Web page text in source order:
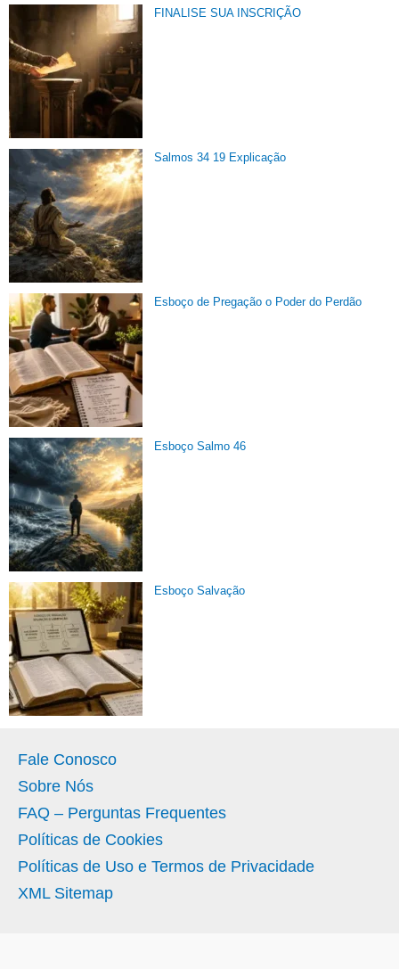
FINALISE SUA INSCRIÇÃO
Salmos 34 19 Explicação
Esboço de Pregação o Poder do Perdão
Esboço Salmo 46
Esboço Salvação
Fale Conosco
Sobre Nós
FAQ – Perguntas Frequentes
Políticas de Cookies
Políticas de Uso e Termos de Privacidade
XML Sitemap